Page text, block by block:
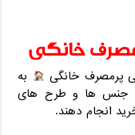
خانگی
پرمصرف خانگی
به
جنس ها و طرح های
انجام دهند.